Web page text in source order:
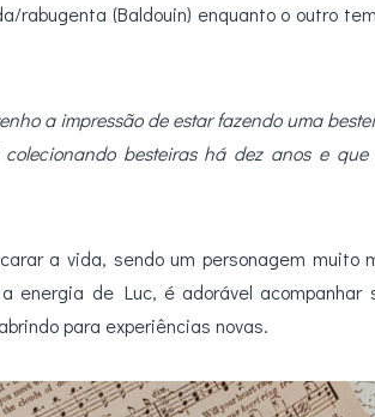
rabugenta (Baldouin) enquanto o outro
a impressão de estar fazendo uma
besteiras há dez anos e
a vida, sendo um personagem
energia de Luc, é adorável acompanhar
para experiências novas.